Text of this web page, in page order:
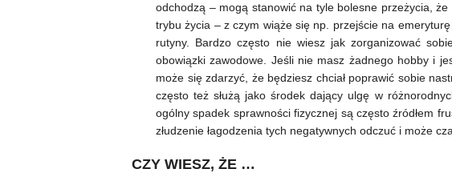
odchodzą – mogą stanowić na tyle bolesne przeżycia,
trybu życia – z czym wiąże się np. przejście na
rutyny. Bardzo często nie wiesz jak zorganizować
obowiązki zawodowe. Jeśli nie masz żadnego hobby i
może się zdarzyć, że będziesz chciał poprawić sobie
często też służą jako środek dający ulgę w
ogólny spadek sprawności fizycznej są często źródłem
złudzenie łagodzenia tych negatywnych odczuć i może
CZY WIESZ, ŻE …